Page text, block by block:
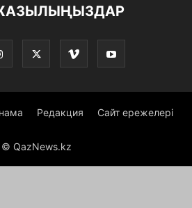
Редакция Сайт ережелері
© QazNews.kz